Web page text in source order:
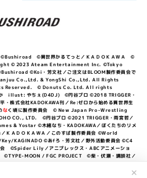
✕
©異世界かるてっと／ＫＡＤＯＫＡＷＡ ©
© 2023 Ateam Entertainment Inc. ©Tokyo
©Koi・芳文社／ご注文はBLOOM製作委員会で
Co.,Ltd. & YongShi Co.,Ltd. All Rights
Reserved. © Donuts Co. Ltd. All rights
やちぇ(D4DJ) ©円谷プロ ©2018 TRIGGER・
株式会社KADOKAWA刊／Re:ゼロから始める異世界生
なく頃に製作委員会 © New Japan Pro-Wrestling
CO., LTD. ©円谷プロ ©2021 TRIGGER・雨宮哲／
& Yostar ©木緒なち・KADOKAWA／ぼくたちのリメ
ＫＡＤＯＫＡＷＡ／このすば製作委員会 ©World
KAGINADO ©あfろ・芳文社／野外活動委員会 ©C4
©Spider Lily／アニプレックス・ABCアニメーショ
©TYPE-MOON / FGC PROJECT ©柴・伏瀬・講談社／